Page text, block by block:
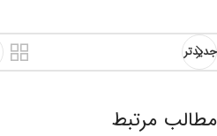
جدیدتر
مطالب مرتبط